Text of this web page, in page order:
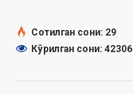
Сотилган сони: 29
Кўрилган сони: 42306